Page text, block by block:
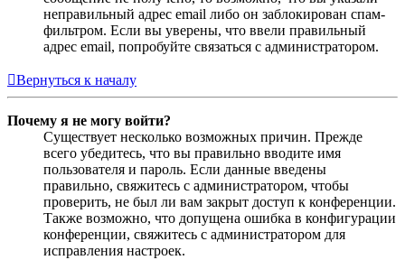
неправильный адрес email либо он заблокирован спам-
фильтром. Если вы уверены, что ввели правильный
адрес email, попробуйте связаться с администратором.
Вернуться к началу
Почему я не могу войти?
Существует несколько возможных причин. Прежде
всего убедитесь, что вы правильно вводите имя
пользователя и пароль. Если данные введены
правильно, свяжитесь с администратором, чтобы
проверить, не был ли вам закрыт доступ к конференции.
Также возможно, что допущена ошибка в конфигурации
конференции, свяжитесь с администратором для
исправления настроек.